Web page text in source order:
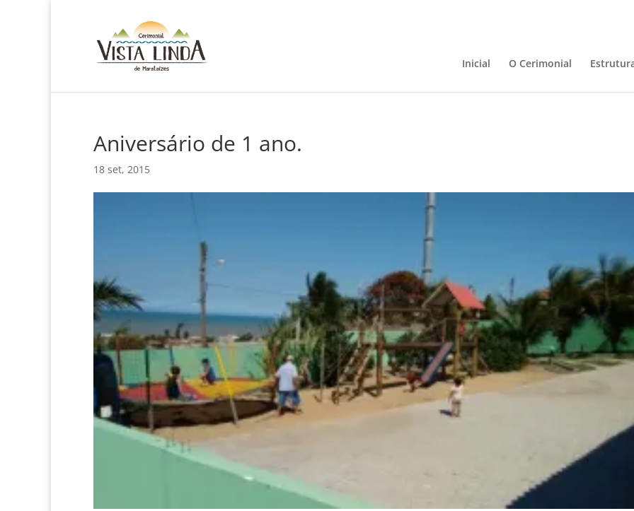
Inicial O Cerimonial
Aniversário de 1 ano.
18 set, 2015